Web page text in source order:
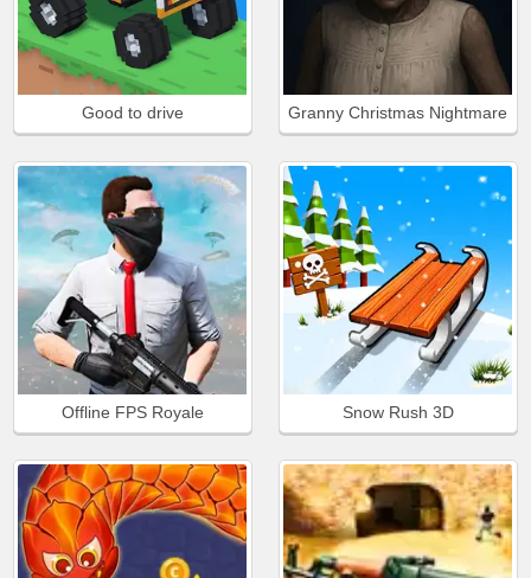
Good to drive Granny Christmas Nightmare
Offline FPS Royale Snow Rush 3D